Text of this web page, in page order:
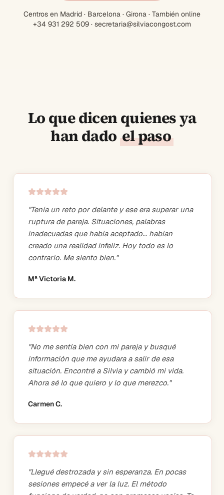
Centros en Madrid · Barcelona · Girona · También online
+34 931 292 509 · secretaria@silviacongost.com
Lo que dicen quienes ya
han dado el paso
"Tenía un reto por delante y ese era superar una
ruptura de pareja. Situaciones, palabras
inadecuadas que había aceptado... habían
creado una realidad infeliz. Hoy todo es lo
contrario. Me siento bien."
Mª Victoria M.
"No me sentía bien con mi pareja y busqué
información que me ayudara a salir de esa
situación. Encontré a Silvia y cambió mi vida.
Ahora sé lo que quiero y lo que merezco."
Carmen C.
"Llegué destrozada y sin esperanza. En pocas
sesiones empecé a ver la luz. El método